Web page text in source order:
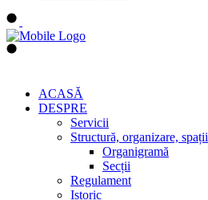
ACASĂ
DESPRE
Servicii
Structură, organizare, spații
Organigramă
Secții
Regulament
Istoric